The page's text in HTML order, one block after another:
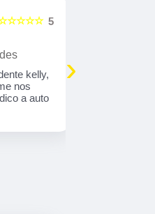
5
kelly,
nos
a auto
›